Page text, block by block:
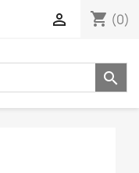
shopping_cart (0)

